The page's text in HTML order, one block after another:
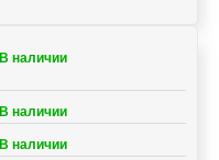
В наличии
В наличии
В наличии